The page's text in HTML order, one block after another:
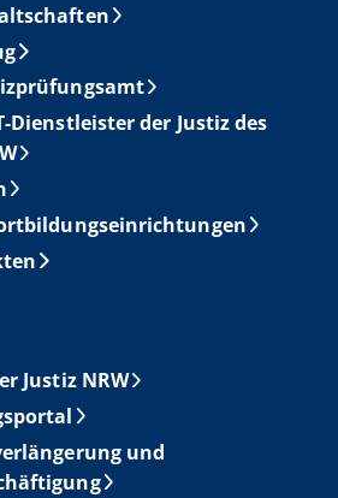
Dienstleister der Justiz des
Justiz NRW
und